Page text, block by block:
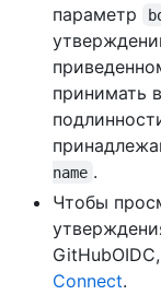
параметр
принимать
name .
Чтобы
Connect.